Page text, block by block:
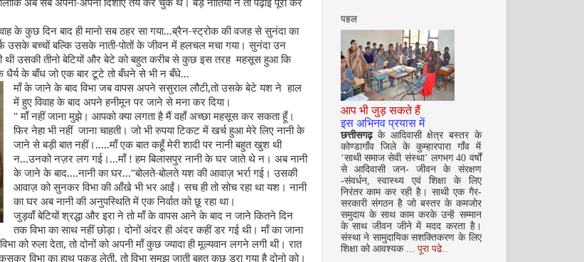
के कुछ दिन बाद ही मानो सब ठहर सा गया...ब्रैन-स्ट्रोक की वजह से सुनंदा का
उसके बच्चों बल्कि उसके नाती-पोतों के जीवन में हलचल मचा गया। सुनंदा उन
थी उसकी तीनो बेटियों और बेटे को बहुत करीब से कुछ इस तरह महसूस हुआ कि
के बाँध जो एक बार टूटे तो बँधने से भी न बँधे...
माँ के जाने के बाद विभा जब वापस अपने ससुराल लौटी,तो उसके बेटे यश ने हाल
में हुए विवाह के बाद अपने हनीमून पर जाने से मना कर दिया।
"माँ नहीं जाना मुझे। आपको क्या लगता है मैं वहाँ अच्छा महसूस कर सकता हूँ।
फिर नेहा भी नहीं जाना चाहती। जो भी रुपया टिकट में खर्च हुआ मेरे लिए नानी के
जाने से बड़ी बात नहीं।.....माँ एक बात कहूँ मेरी शादी पर नानी बहुत खुश थी
न...उनको नज़र लग गई।...माँ ! हम बिलासपुर नानी के घर जाते थे न। अब नानी
के जाने के बाद....नानी का घर..."बोलते-बोलते यश की आवाज़ भर्रा गई। उसकी
आवाज़ को सुनकर विभा की आँखे भी भर आईं। सच ही तो सोच रहा था यश। नानी
का घर अब नानी की अनुपस्थिति में एक निर्वात को छू रहा था।
जुड़वाँ बेटियों श्रद्धा और इरा ने तो माँ के वापस आने के बाद न जाने कितने दिन
तक विभा का साथ नहीं छोड़ा। दोनों अंदर ही अंदर कहीं डर गई थी। माँ का जाना
को रुला देता, तो दोनों को अपनी माँ कुछ ज्यादा ही मूल्यवान लगने लगी थी। रात
विभा का हाथ पकड़ लेती, तो विभा समझ जाती बहुत कुछ डरा गया है दोनो को।
जनवरी 2009
फरवरी 2009
पहल
आप भी जुड़ सकते हैं
इस अभिनव प्रयास में
छत्तीसगढ़के आदिवासी क्षेत्र बस्तर के
कोण्डागाँव जिले के कुम्हारपारा गाँव में
‘साथी समाज सेवी संस्था’ लगभग 40 वर्षों
से आदिवासी जन- जीवन के संरक्षण
-संवर्धन, स्वास्थ्य एवं शिक्षा के लिए
निरंतर काम कर रही है। साथी एक गैर-
सरकारी संगठन है जो बस्तर के कमजोर
समुदाय के साथ काम करके उन्हें सम्मान
के साथ जीवन जीने में मदद करता है।
संस्था ने सामुदायिक सशक्तिकरण के लिए
शिक्षा को आवश्यक ... पूरा पढे..